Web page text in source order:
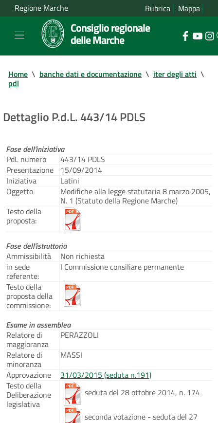
Regione Marche Rubrica Mappa
Consiglio regionale
delle Marche
Home \ banche dati e documentazione \ iter degli atti \
pdl
Dettaglio P.d.L. 443/14 PDLS
Fase dell'iniziativa
PdL numero
443/14 PDLS
Presentazione
15/09/2014
Iniziativa
Latini
Oggetto
Modifiche alla legge statutaria 8 marzo 2005,
N. 1 (Statuto della Regione Marche)
Testo della
proposta:
Fase dell'istruttoria
Ammissibilità
Non richiesta
in sede
referente:
I Commissione consiliare permanente
Testo della
proposta della
commissione:
Esame in assemblea
Relatore di
maggioranza
PERAZZOLI
Relatore di
minoranza
MASSI
Approvazione
31/03/2015 (seduta n.191)
Testo della
Deliberazione
legislativa
seduta del 28 ottobre 2014, n. 174
seconda votazione - seduta del 27